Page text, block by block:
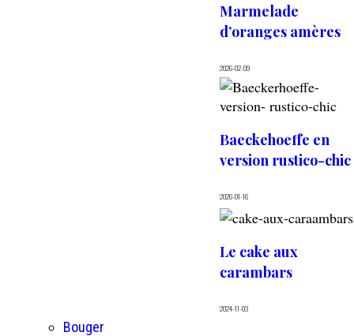
Marmelade
d’oranges amères
2026-02-09
Baeckehoeffe en
version rustico-chic
2026-01-16
Le cake aux
carambars
2024-11-03
Bouger